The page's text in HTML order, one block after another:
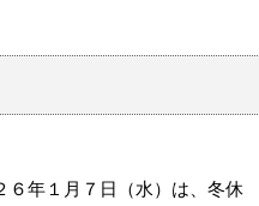
６年１月７日（水）は、冬休